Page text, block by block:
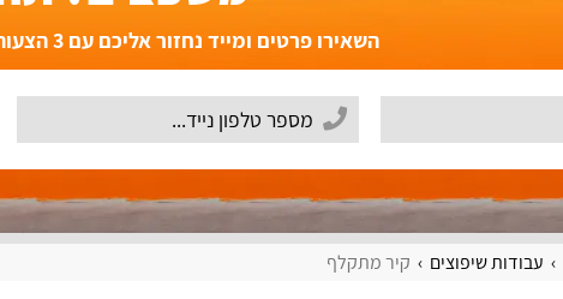
השאירו פרטים ומייד נחזור אליכם עם 3 הצעות מחיר משתלמות במיוחד!
עבודות שיפוצים קיר מתקלף